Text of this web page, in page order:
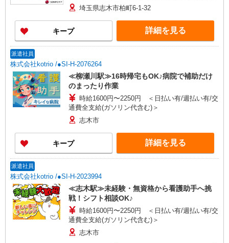
264,800円〜300,100円 年収例：364万円〜413万円
【賞与】あり（年2回） ※月給は職務手当、働き
がい向上手当、日祝手当（月平均2回分）等、 毎
月平均的に支払われる手当を含みます。 ◎月給は
経験により異なります。 ◎残業時は別途時間外手
年支給
埼玉県志木市柏町6-1-32
キープ 詳細を見る
派遣社員
株式会社kotrio /●SI-H-2076264
≪柳瀬川駅≫16時帰宅もOK♪病院で補助だけ
のまったり作業
時給1600円〜2250円 ＜日払い有/週払い有/交
通費全支給(ガソリン代含む)＞
志木市
キープ 詳細を見る
派遣社員
株式会社kotrio /●SI-H-2023994
≪志木駅≫未経験・無資格から看護助手へ挑
戦！シフト相談OK♪
時給1600円〜2250円 ＜日払い有/週払い有/交
通費全支給(ガソリン代含む)＞
志木市